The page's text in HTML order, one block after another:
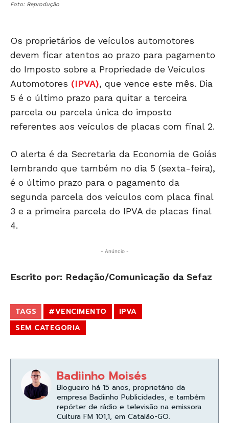
Foto: Reprodução
Os proprietários de veículos automotores
devem ficar atentos ao prazo para pagamento
do Imposto sobre a Propriedade de Veículos
Automotores (IPVA), que vence este mês. Dia
5 é o último prazo para quitar a terceira
parcela ou parcela única do imposto
referentes aos veículos de placas com final 2.
O alerta é da Secretaria da Economia de Goiás
lembrando que também no dia 5 (sexta-feira),
é o último prazo para o pagamento da
segunda parcela dos veículos com placa final
3 e a primeira parcela do IPVA de placas final
4.
- Anúncio -
Escrito por: Redação/Comunicação da Sefaz
TAGS #VENCIMENTO
IPVA
SEM CATEGORIA
Badiinho Moisés
Blogueiro há 15 anos, proprietário da
empresa Badiinho Publicidades, e também
repórter de rádio e televisão na emissora
Cultura FM 101,1, em Catalão-GO.